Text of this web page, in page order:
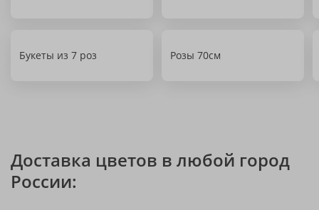
Букеты из 7 роз Розы 70см
Доставка цветов в любой город
России: